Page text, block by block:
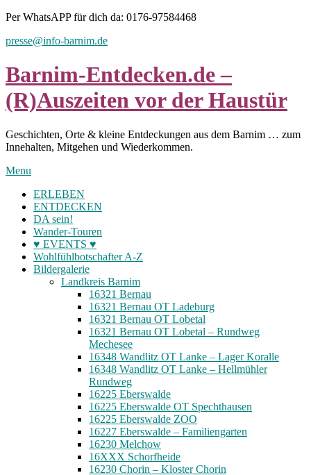
Skip
content
Per WhatsAPP für dich da: 0176-97584468
presse@info-barnim.de
Barnim-Entdecken.de –
(R)Auszeiten vor der Haustür
Geschichten, Orte & kleine Entdeckungen aus dem Barnim … zum
Innehalten, Mitgehen und Wiederkommen.
Menu
ERLEBEN
ENTDECKEN
DA sein!
Wander-Touren
♥ EVENTS ♥
Wohlfühlbotschafter A-Z
Bildergalerie
Landkreis Barnim
16321 Bernau
16321 Bernau OT Ladeburg
16321 Bernau OT Lobetal
16321 Bernau OT Lobetal – Rundweg
Mechesee
16348 Wandlitz OT Lanke – Lager Koralle
16348 Wandlitz OT Lanke – Hellmühler
Rundweg
16225 Eberswalde
16225 Eberswalde OT Spechthausen
16225 Eberswalde ZOO
16227 Eberswalde – Familiengarten
16230 Melchow
16XXX Schorfheide
16230 Chorin – Kloster Chorin